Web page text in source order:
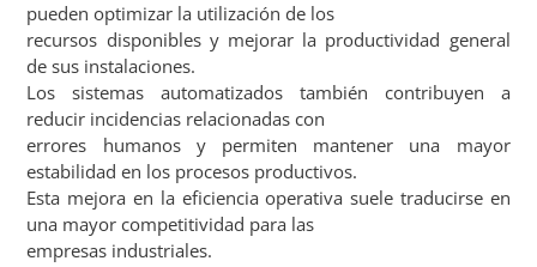
pueden optimizar la utilización de los
recursos disponibles y mejorar la productividad general
de sus instalaciones.
Los sistemas automatizados también contribuyen a
reducir incidencias relacionadas con
errores humanos y permiten mantener una mayor
estabilidad en los procesos productivos.
Esta mejora en la eficiencia operativa suele traducirse en
una mayor competitividad para las
empresas industriales.